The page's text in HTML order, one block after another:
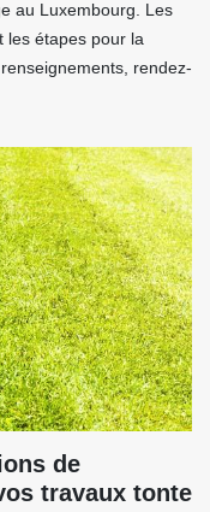
au Luxembourg. Les
les étapes pour la
rendez-
de
travaux tonte